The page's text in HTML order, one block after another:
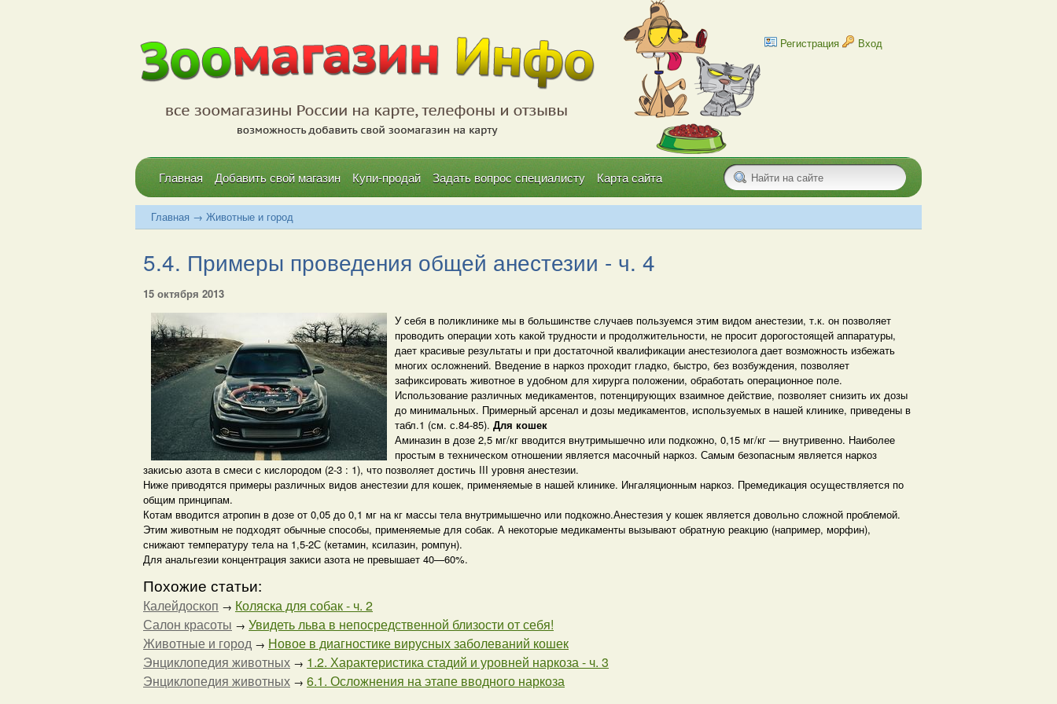
Регистрация Вход
Главная Добавить свой магазин Купи-продай Задать вопрос специалисту Карта сайта
Главная → Животные и город
5.4. Примеры проведения общей анестезии - ч. 4
15 октября 2013
У себя в поликлинике мы в большинстве случаев пользуемся этим видом анестезии, т.к. он позволяет
проводить операции хоть какой трудности и продолжительности, не просит дорогостоящей аппаратуры,
дает красивые результаты и при достаточной квалификации анестезиолога дает возможность избежать
многих осложнений. Введение в наркоз проходит гладко, быстро, без возбуждения, позволяет
зафиксировать животное в удобном для хирурга положении, обработать операционное поле.
Использование различных медикаментов, потенцирующих взаимное действие, позволяет снизить их дозы
до минимальных. Примерный арсенал и дозы медикаментов, используемых в нашей клинике, приведены в
табл.1 (см. с.84-85). Для кошек
Аминазин в дозе 2,5 мг/кг вводится внутримышечно или подкожно, 0,15 мг/кг — внутривенно. Наиболее
простым в техническом отношении является масочный наркоз. Самым безопасным является наркоз
закисью азота в смеси с кислородом (2-3 : 1), что позволяет достичь III уровня анестезии.
Ниже приводятся примеры различных видов анестезии для кошек, применяемые в нашей клинике. Ингаляционным наркоз. Премедикация осуществляется по
общим принципам.
Котам вводится атропин в дозе от 0,05 до 0,1 мг на кг массы тела внутримышечно или подкожно.Анестезия у кошек является довольно сложной проблемой.
Этим животным не подходят обычные способы, применяемые для собак. А некоторые медикаменты вызывают обратную реакцию (например, морфин),
снижают температуру тела на 1,5-2С (кетамин, ксилазин, ромпун).
Для анальгезии концентрация закиси азота не превышает 40—60%.
Похожие статьи:
Калейдоскоп → Коляска для собак - ч. 2
Салон красоты → Увидеть льва в непосредственной близости от себя!
Животные и город → Новое в диагностике вирусных заболеваний кошек
Энциклопедия животных → 1.2. Характеристика стадий и уровней наркоза - ч. 3
Энциклопедия животных → 6.1. Осложнения на этапе вводного наркоза